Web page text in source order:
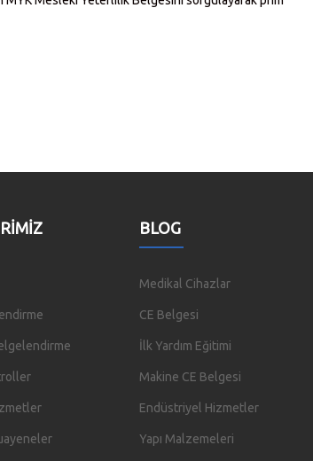
BLOG
Medikal Cihazlar
CE Belgesi
İlk Yardım Eğitimi
Makine CE Belgesi
Endüstriyel Hizmetler
Yapı Malzemeleri